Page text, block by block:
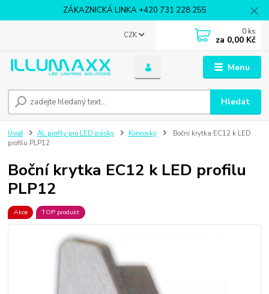
ZÁKAZNICKÁ LINKA +420 731 228 255
Menu
CZK
Hledat
0 ks
za 0,00 Kč
Úvod AL profily pro LED pásky Koncovky
Boční krytka EC12 k LED
profilu PLP12
Boční krytka EC12 k LED profilu
PLP12
Akce TOP produkt